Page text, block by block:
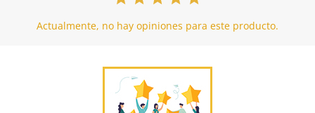
Actualmente, no hay opiniones para este producto.